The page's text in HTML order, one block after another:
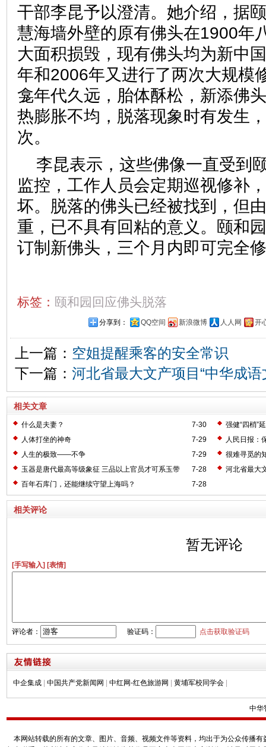
干部李昆予以澄清。她介绍，据
慧海墙外壁的原有佛头在1900年
大面积损毁，现有佛头均为新中
年和2006年又进行了两次大规模
龛年代久远，胎体酥松，新添佛
热膨胀不均，脱落现象时有发生
次。
李昆表示，这些佛像一直受到
监控，工作人员会定期巡视修补
坏。脱落的佛头已经被找到，但
重，已不具有回粘的意义。颐和
订制新佛头，三个月内即可完全
标签： 颐和园回应佛头脱落
分享到： QQ空间 新浪微博 人人网 开
上一篇： 空姐提醒乘客的安全常识
下一篇： 河北省最大文产项目“中华成
相关文章
7-30
什么是夫妻？
强健“四梢”
7-29
人体打坐的神奇
人民日报：
7-29
人生的极致——不争
很难寻觅的
7-28
玉器是唐代最高等级象征 三品以上官员才可系玉带
河北省最大
7-28
百年石库门，还能继续守望上海吗？
相关评论
暂无评论
[手写输入] [表情]
评论者： 验证码： 点击获取验证码
中企集成 中国共产党新闻网 中红网-红色旅游网 黄埔军校同学会
中华
本网站转载的所有的文章、图片、音频、视频文件等资料，均出于为公众传播